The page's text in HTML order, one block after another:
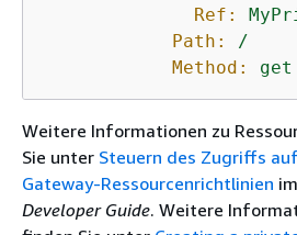
Ref:
Path:
/
Method:
get
Weitere Informationen zu
Sie unter Steuern des Zugriffs
Gateway-Ressourcenrichtlinien
Developer Guide. Weitere